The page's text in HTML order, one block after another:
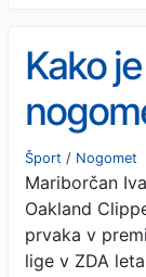
Kako
Šport / Nogomet
Mariborčan
Oakland
prvaka v
lige v ZDA